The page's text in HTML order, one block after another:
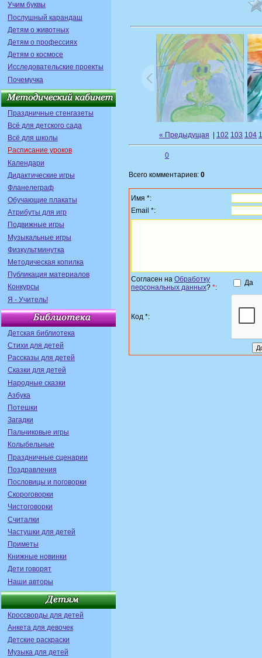
Учим буквы
Послушный карандаш
Детям о животных
Детям о профессиях
Детям о космосе
Исследовательские проекты
Почемучка
Праздничные стенгазеты
Всё для детского сада
Всё для школы
Расписание уроков
Календари
Дидактические игры
Фланелеграф
Обучающие плакаты
Атрибуты для игр
Подвижные игры
Музыкальные игры
Физкультминутка
Методическая копилка
Публикация материалов
Конкурсы
Я - Учитель!
Детская библиотека
Стихи для детей
Рассказы для детей
Сказки для детей
Народные сказки
Азбука
Потешки
Загадки
Пальчиковые игры
Колыбельные
Праздничные сценарии
Поздравления
Пословицы и поговорки
Скороговорки
Чистоговорки
Считалки
Частушки для детей
Приметы
Книжные новинки
Дети говорят
Наши авторы
Кроссворды для детей
Анкета для девочек
Детские раскраски
Музыка для детей
« Предыдущая 102 103 104
0
Всего комментариев: 0
Имя *:
Email *:
Согласен на Обработку
персональных данных? *:
Да
Код *: